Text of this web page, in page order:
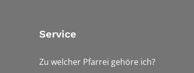
Service
Zu welcher Pfarrei gehöre ich?